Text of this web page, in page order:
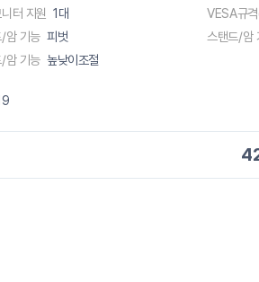
터 지원 1대
암 기능 피벗 스탠드/암
암 기능 높낮이조절